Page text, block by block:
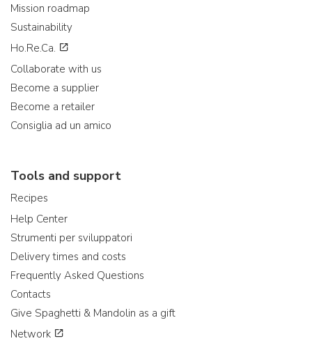
Mission roadmap
Sustainability
Ho.Re.Ca.
Collaborate with us
Become a supplier
Become a retailer
Consiglia ad un amico
Tools and support
Recipes
Help Center
Strumenti per sviluppatori
Delivery times and costs
Frequently Asked Questions
Contacts
Give Spaghetti & Mandolin as a gift
Network